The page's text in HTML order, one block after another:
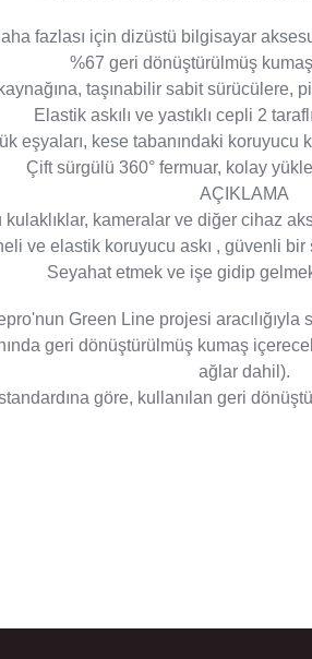
fazlası için dizüstü bilgisayar
%67 geri dönüştürülmüş
taşınabilir sabit sürücülere,
Elastik askılı ve yastıklı cepli 2
eşyaları, kese tabanındaki koruyucu
Çift sürgülü 360° fermuar, kolay
AÇIKLAMA
kameralar ve diğer cihaz
ve elastik koruyucu askı , güvenli
Seyahat etmek ve işe gidip
Green Line projesi
geri dönüştürülmüş kumaş
ağlar dahil).
göre, kullanılan geri
Yorum Yaz
gördüğünüz noktaları öneri